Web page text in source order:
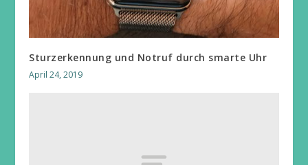
Sturzerkennung und Notruf durch smarte Uhr
April 24, 2019